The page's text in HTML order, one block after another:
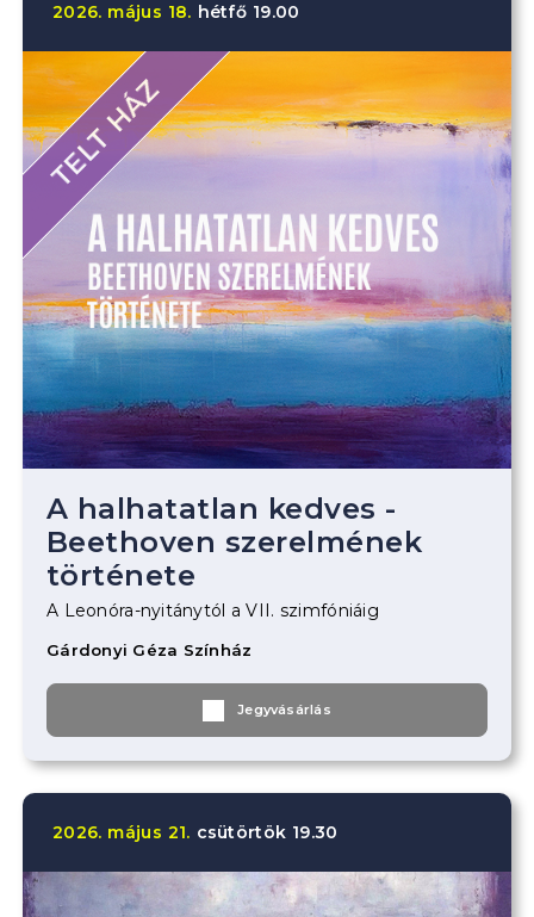
2026. május 18. hétfő 19.00
TELT HÁZ
A halhatatlan kedves -
Beethoven szerelmének
története
A Leonóra-nyitánytól a VII. szimfóniáig
Gárdonyi Géza Színház
Jegyvásárlás
2026. május 21. csütörtök 19.30